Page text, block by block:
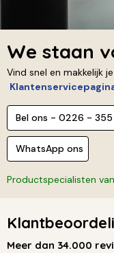
We staan
Vind snel en makkelijk
Bel ons - 0226 -
WhatsApp ons
Productspecialisten
Meer dan 34.000